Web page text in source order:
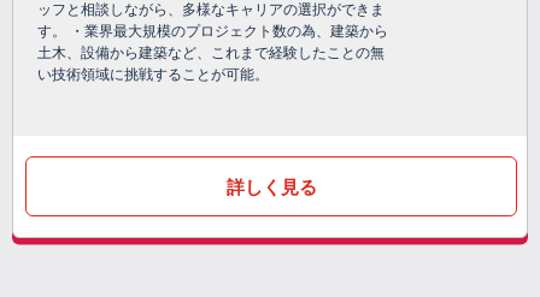
ッフと相談しながら、多様なキャリアの選択ができま
す。 ・業界最大規模のプロジェクト数の為、建築から
土木、設備から建築など、これまで経験したことの無
い技術領域に挑戦することが可能。
詳しく見る